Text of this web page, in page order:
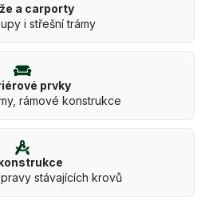
a carporty
i střešní trámy
prvky
rámové konstrukce
stávajících krovů